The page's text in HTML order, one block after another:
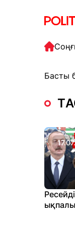
Басты